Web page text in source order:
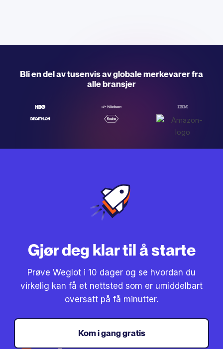
Bli en del av tusenvis av globale merkevarer fra
alle bransjer
Gjør deg klar til å starte
Prøve Weglot i 10 dager og se hvordan du
virkelig kan få et nettsted som er umiddelbart
oversatt på få minutter.
Kom i gang gratis